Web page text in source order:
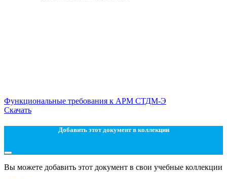
Функциональные требования к АРМ СТДМ-Э
Скачать
Добавить этот документ в коллекции
Вы можете добавить этот документ в свои учебные коллекции